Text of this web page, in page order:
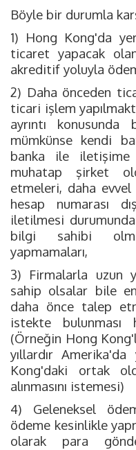
Böyle bir durumla
1) Hong Kong'da
ticaret yapacak
akreditif yoluyla
2) Daha önceden
ticari işlem
ayrıntı
mümkünse kendi
banka ile iletişime
muhatap şirket
etmeleri, daha
hesap numarası
iletilmesi
bilgi sahibi
yapmamaları,
3) Firmalarla uzun
sahip olsalar bile
daha önce talep
istekte bulunması
(Örneğin Hong
yıllardır
Kong'daki ortak
alınmasını istemesi)
4) Geleneksel
ödeme kesinlikle
olarak para